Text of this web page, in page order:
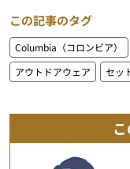
この記事のタグ
Columbia（コロンビア）
アウトドアウェア
セッ